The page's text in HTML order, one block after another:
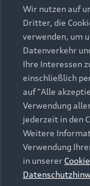
Elektromodelle
Plug-in-Hybride
Neuwagensuche
Gebrauchtwagen
Finanzierung
Aktionen &
Geschäftskunden
Saisonale
Audi Services
Garantie
Audi digital
myAudi
Support
Kundenservice
Händlersuche
Audi Code
Häufige Fragen
Audi Online
Über Audi
Unternehmen
Karriere
Investor Relations
Presse & Media
© 2026 AUDI
Wir nutzen auf
Dritter, die
verwenden, um
Datenverkehr
Ihre Interessen
einschließlich
auf "Alle
Verwendung
jederzeit in den
Weitere
Verwendung
in unserer